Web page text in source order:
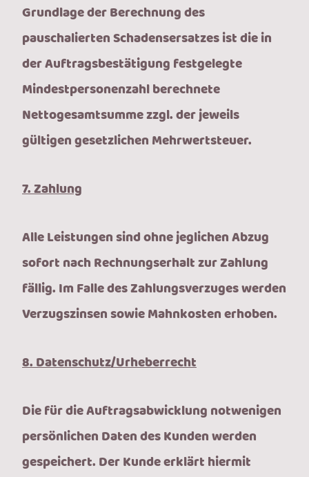
Grundlage der Berechnung des
pauschalierten Schadensersatzes ist die in
der Auftragsbestätigung festgelegte
Mindestpersonenzahl berechnete
Nettogesamtsumme zzgl. der jeweils
gültigen gesetzlichen Mehrwertsteuer.
7. Zahlung
Alle Leistungen sind ohne jeglichen Abzug
sofort nach Rechnungserhalt zur Zahlung
fällig. Im Falle des Zahlungsverzuges werden
Verzugszinsen sowie Mahnkosten erhoben.
8. Datenschutz/Urheberrecht
Die für die Auftragsabwicklung notwenigen
persönlichen Daten des Kunden werden
gespeichert. Der Kunde erklärt hiermit